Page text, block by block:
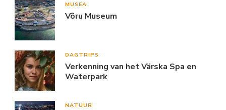
MUSEA
Võru Museum
DAGTRIPS
Verkenning van het Värska Spa en
Waterpark
NATUUR